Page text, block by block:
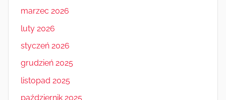
marzec 2026
luty 2026
styczeń 2026
grudzień 2025
listopad 2025
październik 2025